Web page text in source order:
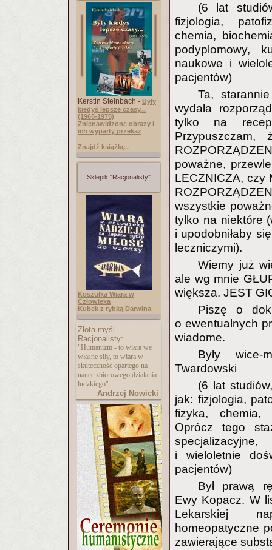
Kerstin Steinbach - Były
kiedyś lepsze czasy...
(1965-1975)
Znienawidzone obrazy i
ich wyparty przekaz
Znajdź książkę..
Sklepik "Racjonalisty"
Koszulka Wiara w
Człowieka
Kubek z rybką Darwina
Złota myśl
Racjonalisty:
"Humanizm - to wiara we
własne siły, to wiara w
skuteczność opartego na
nauce zbiorowego działania
ludzkiego".
Andrzej Nowicki
(6 lat
fizjologia,
chemia,
podyplomowy,
naukowe i
pacjentów)
Ta,
wydała
tylko na
poważne,
LECZNICZA, czy
wszystkie
tylko na niektóre
i upodobniłaby
leczniczymi).
Wiemy już
ale wg mnie
większa. JEST
Piszę o
o ewentualnych
wiadome.
Były wice-
Twardowski
(6 lat
jak: fizjologia,
fizyka, chemia,
Oprócz tego
i wieloletnie
pacjentów)
Był prawą
Ewy Kopacz. W
Lekarskiej
homeopatyczne
zawierające